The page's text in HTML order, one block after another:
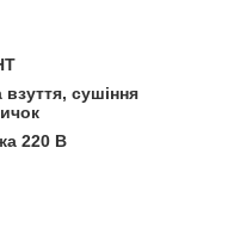
взуття, сушіння
220 В